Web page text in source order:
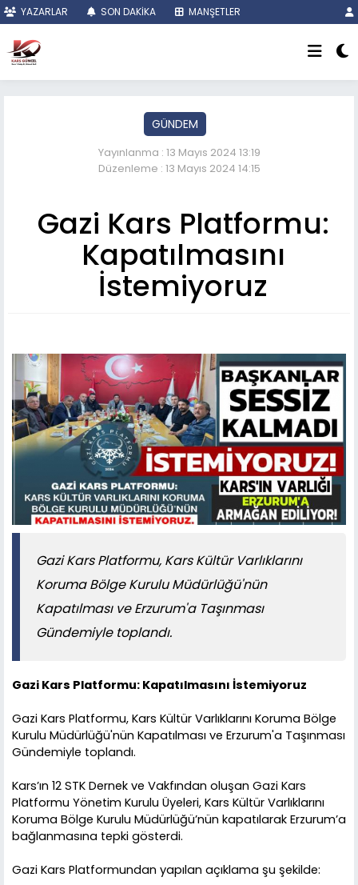
YAZARLAR SON DAKİKA MANŞETLER
GÜNDEM
Yayınlanma : 13 Mayıs 2024 13:19
Düzenleme : 13 Mayıs 2024 14:15
Gazi Kars Platformu:
Kapatılmasını
İstemiyoruz
Gazi Kars Platformu, Kars Kültür Varlıklarını
Koruma Bölge Kurulu Müdürlüğü'nün
Kapatılması ve Erzurum'a Taşınması
Gündemiyle toplandı.
Gazi Kars Platformu: Kapatılmasını İstemiyoruz
Gazi Kars Platformu, Kars Kültür Varlıklarını Koruma Bölge
Kurulu Müdürlüğü'nün Kapatılması ve Erzurum'a Taşınması
Gündemiyle toplandı.
Kars’ın 12 STK Dernek ve Vakfından oluşan Gazi Kars
Platformu Yönetim Kurulu Üyeleri, Kars Kültür Varlıklarını
Koruma Bölge Kurulu Müdürlüğü’nün kapatılarak Erzurum’a
bağlanmasına tepki gösterdi.
Gazi Kars Platformundan yapılan açıklama şu şekilde: